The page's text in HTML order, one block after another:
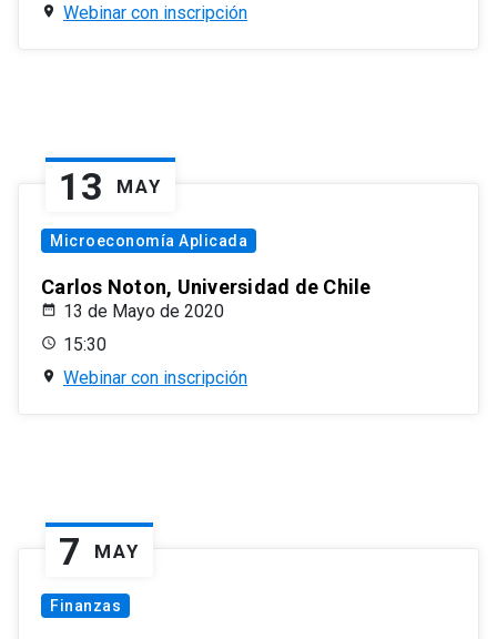
Webinar con inscripción
13 MAY
Microeconomía Aplicada
Carlos Noton, Universidad de Chile
13 de Mayo de 2020
15:30
Webinar con inscripción
7 MAY
Finanzas